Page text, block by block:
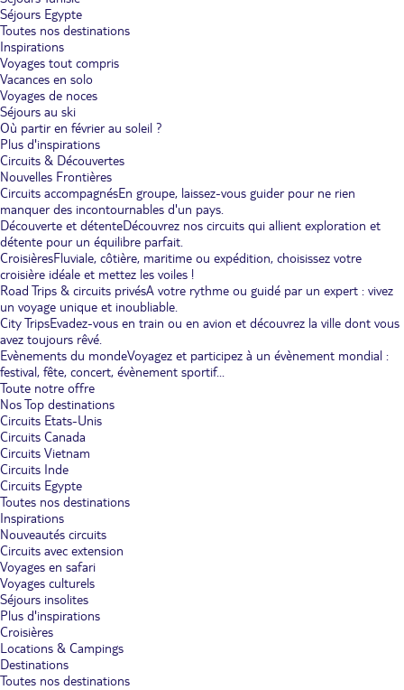
Séjours Egypte
Toutes nos destinations
Inspirations
Voyages tout compris
Vacances en solo
Voyages de noces
Séjours au ski
Où partir en février au soleil ?
Plus d'inspirations
Circuits & Découvertes
Nouvelles Frontières
Circuits accompagnésEn groupe, laissez-vous guider pour ne rien
manquer des incontournables d'un pays.
Découverte et détenteDécouvrez nos circuits qui allient exploration et
détente pour un équilibre parfait.
CroisièresFluviale, côtière, maritime ou expédition, choisissez votre
croisière idéale et mettez les voiles !
Road Trips & circuits privésA votre rythme ou guidé par un expert : vivez
un voyage unique et inoubliable.
City TripsEvadez-vous en train ou en avion et découvrez la ville dont vous
avez toujours rêvé.
Evènements du mondeVoyagez et participez à un évènement mondial :
festival, fête, concert, évènement sportif...
Toute notre offre
Nos Top destinations
Circuits Etats-Unis
Circuits Canada
Circuits Vietnam
Circuits Inde
Circuits Egypte
Toutes nos destinations
Inspirations
Nouveautés circuits
Circuits avec extension
Voyages en safari
Voyages culturels
Séjours insolites
Plus d'inspirations
Croisières
Locations & Campings
Destinations
Toutes nos destinations